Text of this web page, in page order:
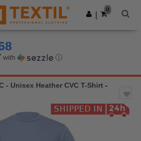
app!
Get the app
0
with ⓘ
- Unisex Heather CVC T-Shirt -